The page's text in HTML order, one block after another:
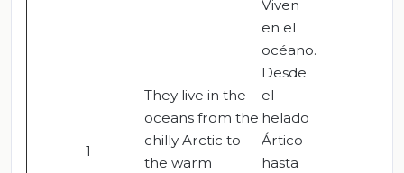
1
They live in the
oceans from the
chilly Arctic to
the warm
Viven
en el
océano.
Desde
el
helado
Ártico
hasta